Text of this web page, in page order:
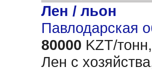
Лен / льон
Павлодарская
80000 KZT/тонн,
Лен с